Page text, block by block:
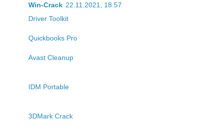
Win-Crack 22.11.2021, 18:57
Driver Toolkit
Quickbooks Pro
Avast Cleanup
IDM Portable
3DMark Crack